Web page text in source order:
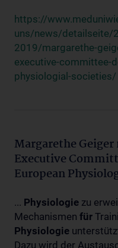
https://
uns/news/detailseite/
2019/margarethe-
executive-committee-
physiologial-societies/
Margarethe
Executive
European
... Physiologie zu
Mechanismen für
Physiologie
Dazu wird der